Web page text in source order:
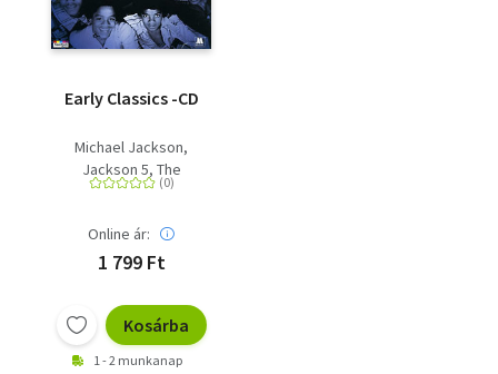
Early Classics -CD
Michael Jackson
Jackson 5, The
Online ár:
1 799 Ft
Kosárba
1 - 2 munkanap